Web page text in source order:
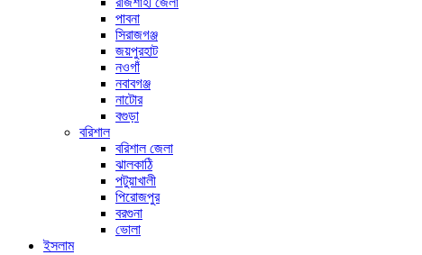
পাবনা
সিরাজগঞ্জ
জয়পুরহাট
নওগাঁ
নবাবগঞ্জ
নাটোর
বগুড়া
বরিশাল
বরিশাল জেলা
ঝালকাঠি
পটুয়াখালী
পিরোজপুর
বরগুনা
ভোলা
ইসলাম